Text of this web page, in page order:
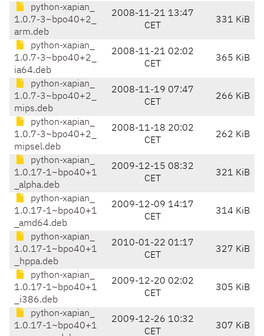
python-xapian_
1.0.7-3~bpo40+2_
arm.deb
2008-11-21 13:47
CET
331 KiB
python-xapian_
1.0.7-3~bpo40+2_
ia64.deb
2008-11-21 02:02
CET
365 KiB
python-xapian_
1.0.7-3~bpo40+2_
mips.deb
2008-11-19 07:47
CET
266 KiB
python-xapian_
1.0.7-3~bpo40+2_
mipsel.deb
2008-11-18 20:02
CET
262 KiB
python-xapian_
1.0.17-1~bpo40+1
_alpha.deb
2009-12-15 08:32
CET
321 KiB
python-xapian_
1.0.17-1~bpo40+1
_amd64.deb
2009-12-09 14:17
CET
314 KiB
python-xapian_
1.0.17-1~bpo40+1
_hppa.deb
2010-01-22 01:17
CET
327 KiB
python-xapian_
1.0.17-1~bpo40+1
_i386.deb
2009-12-20 02:02
CET
305 KiB
python-xapian_
1.0.17-1~bpo40+1
2009-12-26 10:32
CET
307 KiB